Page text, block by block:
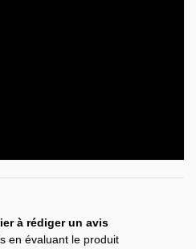
à rédiger un avis
en évaluant le produit